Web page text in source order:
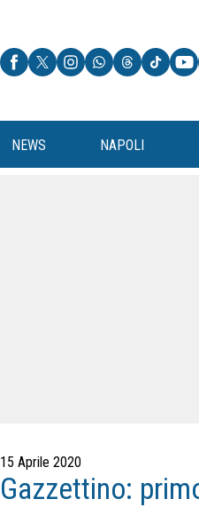
NEWS NAPOLI
15 Aprile 2020
Gazzettino: